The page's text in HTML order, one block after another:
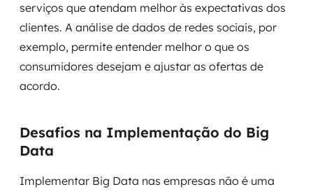
serviços que atendam melhor às expectativas dos
clientes. A análise de dados de redes sociais, por
exemplo, permite entender melhor o que os
consumidores desejam e ajustar as ofertas de
acordo.
Desafios na Implementação do Big
Data
Implementar Big Data nas empresas não é uma